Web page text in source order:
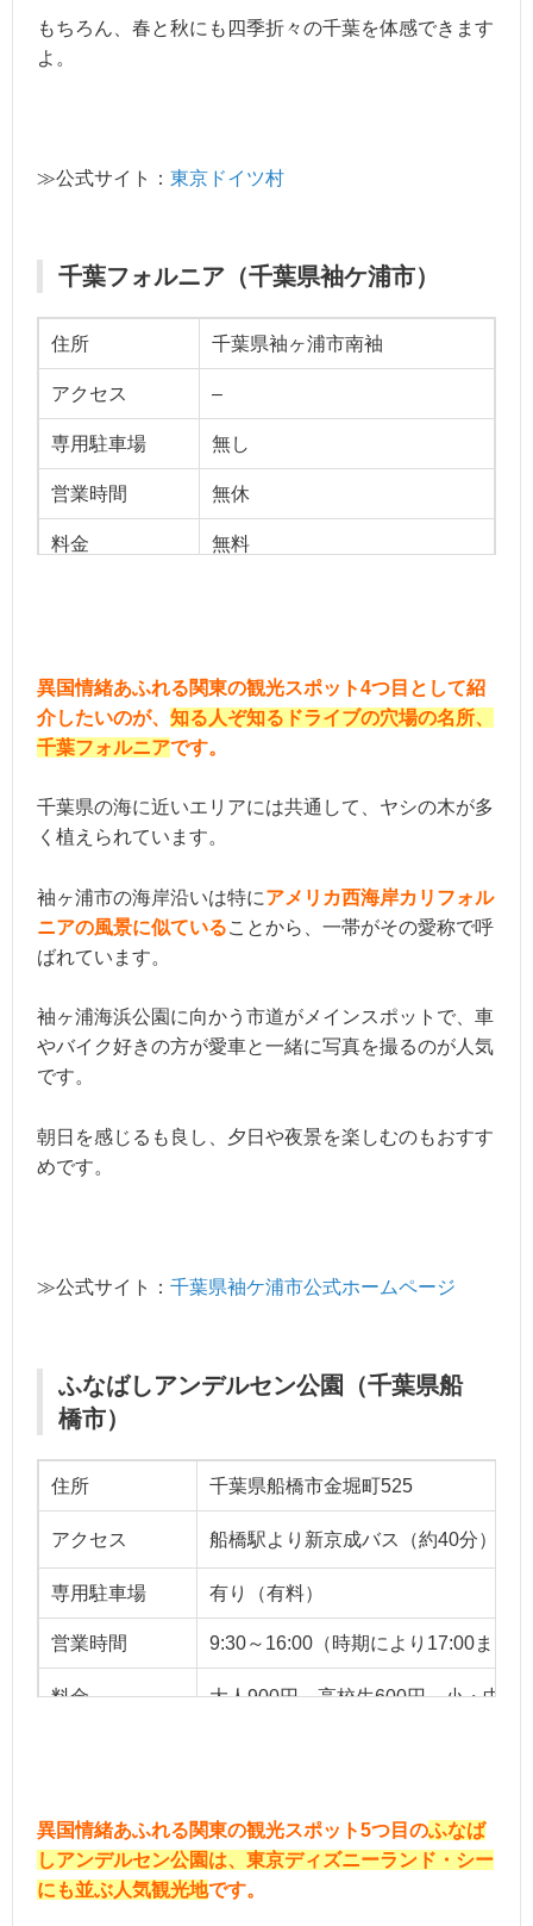
もちろん、春と秋にも四季折々の千葉を体感できます
よ。
≫公式サイト： 東京ドイツ村
千葉フォルニア（千葉県袖ケ浦市）
住所 千葉県袖ヶ浦市南袖
アクセス –
専用駐車場 無し
営業時間 無休
料金 無料
異国情緒あふれる関東の観光スポット4つ目として紹
介したいのが、 知る人ぞ知るドライブの穴場の名所、
千葉フォルニアです。
千葉県の海に近いエリアには共通して、ヤシの木が多
く植えられています。
袖ヶ浦市の海岸沿いは特にアメリカ西海岸カリフォル
ニアの風景に似ていることから、一帯がその愛称で呼
ばれています。
袖ヶ浦海浜公園に向かう市道がメインスポットで、車
やバイク好きの方が愛車と一緒に写真を撮るのが人気
です。
朝日を感じるも良し、夕日や夜景を楽しむのもおすす
めです。
≫公式サイト： 千葉県袖ケ浦市公式ホームページ
ふなばしアンデルセン公園（千葉県船
橋市）
住所 千葉県船橋市金堀町525
アクセス 船橋駅より新京成バス（約40分）、
専用駐車場 有り（有料）
営業時間 9:30～16:00（時期により17:00まで
料金 大人900円、高校生600円、小・中学
異国情緒あふれる関東の観光スポット5つ目のふなば
しアンデルセン公園は、東京ディズニーランド・シー
にも並ぶ人気観光地です。